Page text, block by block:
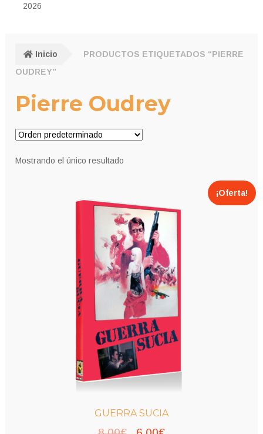
2026
Inicio
PRODUCTOS ETIQUETADOS “PIERRE
OUDREY”
Pierre Oudrey
Mostrando el único resultado
GUERRA SUCIA
¡Oferta!